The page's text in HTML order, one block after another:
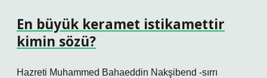
En büyük keramet istikamettir
kimin sözü?
Hazreti Muhammed Bahaeddin Nakşibend -sırrı